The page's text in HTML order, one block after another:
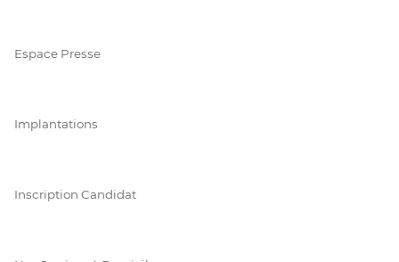
Espace Presse
Implantations
Inscription Candidat